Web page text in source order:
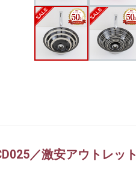
／激安アウトレット